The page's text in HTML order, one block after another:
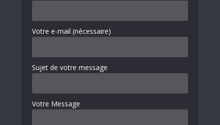
Votre e-mail (nécessaire)
Sujet de votre message
Votre Message